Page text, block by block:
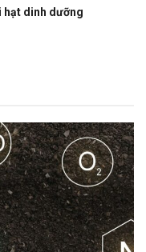
hạt dinh dưỡng